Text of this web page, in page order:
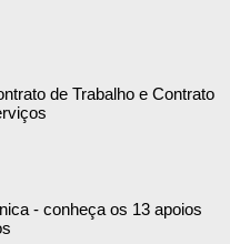
de Trabalho e Contrato
- conheça os 13 apoios